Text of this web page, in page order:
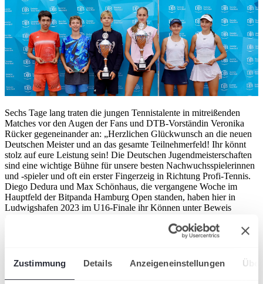
Zustimmung Details Anzeigeneinstellungen
Sechs Tage lang traten die jungen Tennistalente in mitreißenden
Matches vor den Augen der Fans und DTB-Vorständin Veronika
Rücker gegeneinander an: „Herzlichen Glückwunsch an die neuen
Deutschen Meister und an das gesamte Teilnehmerfeld! Ihr könnt
stolz auf eure Leistung sein! Die Deutschen Jugendmeisterschaften
sind eine wichtige Bühne für unsere besten Nachwuchsspielerinnen
und -spieler und oft ein erster Fingerzeig in Richtung Profi-Tennis.
Diego Dedura und Max Schönhaus, die vergangene Woche im
Hauptfeld der Bitpanda Hamburg Open standen, haben hier in
Ludwigshafen 2023 im U16-Finale ihr Können unter Beweis
haben deutlich gemacht, dass sich die kontinuierliche
Weiterentwicklung unserer Nachwuchsarbeit auszahlt. Es ist
um Talente individuell zu fördern und langfristig an die
internationale Spitze heranzuführen. Dabei sind die Deutschen
Jugendmeisterschaften ein wichtiger Baustein.“